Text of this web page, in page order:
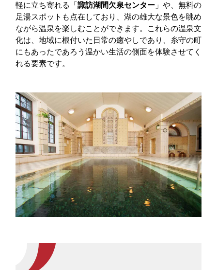
軽に立ち寄れる「諏訪湖間欠泉センター 」や、無料の
足湯スポットも点在しており、湖の雄大な景色を眺め
ながら温泉を楽しむことができます。これらの温泉文
化は、地域に根付いた日常の癒やしであり、糸守の町
にもあったであろう温かい生活の側面を体験させてく
れる要素です。